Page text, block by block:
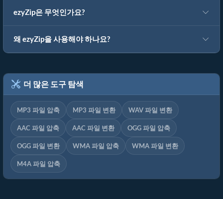
ezyZip은 무엇인가요?
왜 ezyZip을 사용해야 하나요?
더 많은 도구 탐색
MP3 파일 압축 MP3 파일 변환 WAV 파일 변환
AAC 파일 압축 AAC 파일 변환 OGG 파일 압축
OGG 파일 변환 WMA 파일 압축 WMA 파일 변환
M4A 파일 압축